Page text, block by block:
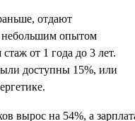
отдают
небольшим опытом
от 1 года до 3 лет.
доступны 15%, или